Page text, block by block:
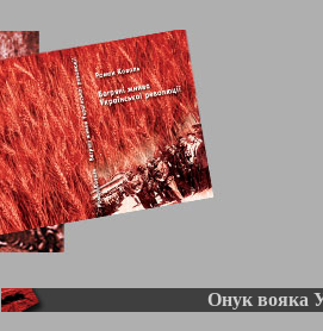
Онук вояка